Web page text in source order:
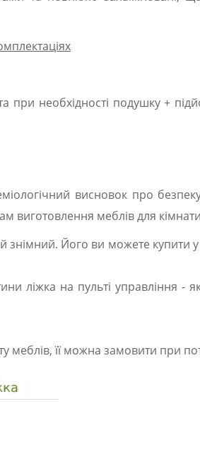
при необхідності подушку +
висновок про
виготовлення меблів для
Його ви можете купити
ліжка на пульті управління
меблів, її можна замовити при